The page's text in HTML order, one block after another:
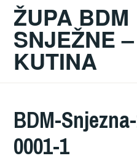
ŽUPA BDM
SNJEŽNE –
KUTINA
BDM-
0001-1